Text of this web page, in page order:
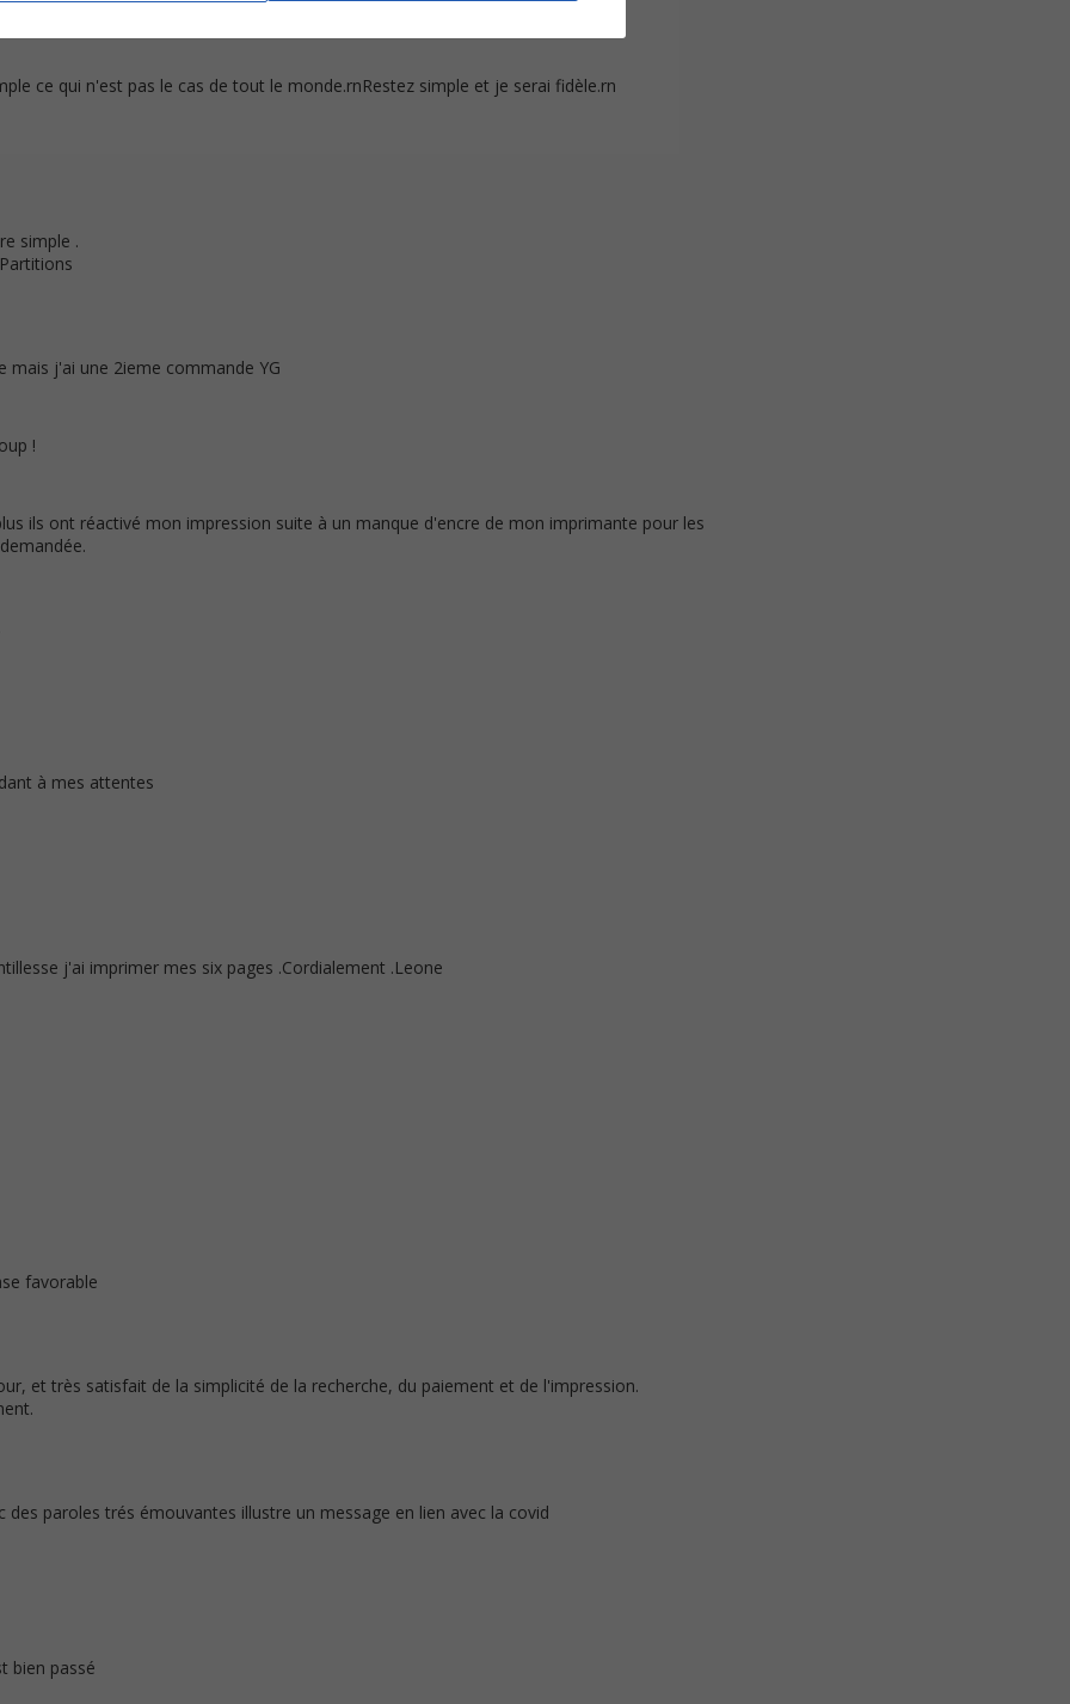
ce qui n'est pas le cas de tout le monde.rnRestez simple et je serai fidèle.rn
simple .
mais j'ai une 2ieme commande YG
!
ils ont réactivé mon impression suite à un manque d'encre de mon imprimante pour les
à mes attentes
j'ai imprimer mes six pages .Cordialement .Leone
favorable
et très satisfait de la simplicité de la recherche, du paiement et de l'impression.
des paroles trés émouvantes illustre un message en lien avec la covid
bien passé